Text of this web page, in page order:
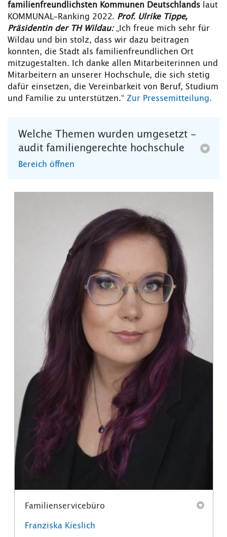
familienfreundlichsten Kommunen Deutschlands laut
KOMMUNAL-Ranking 2022. Prof. Ulrike Tippe,
Präsidentin der TH Wildau: „Ich freue mich sehr für
Wildau und bin stolz, dass wir dazu beitragen
konnten, die Stadt als familienfreundlichen Ort
mitzugestalten. Ich danke allen Mitarbeiterinnen und
Mitarbeitern an unserer Hochschule, die sich stetig
dafür einsetzen, die Vereinbarkeit von Beruf, Studium
und Familie zu unterstützen.“ Zur Pressemitteilung.
Welche Themen wurden umgesetzt -
audit familiengerechte hochschule
Bereich öffnen
Familienservicebüro
Franziska Kieslich